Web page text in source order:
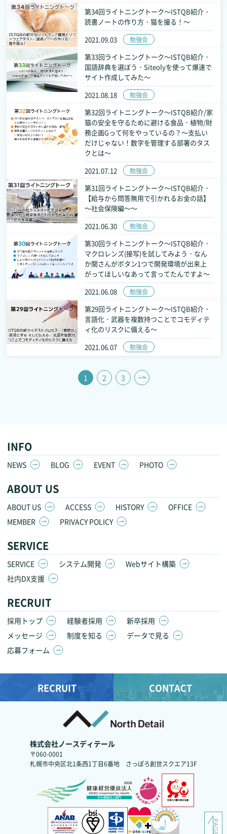
2021.09.03 勉強会
第34回ライトニングトーク～ISTQB紹介・
読書ノートの作り方・猫を撮る！～
2021.08.18 勉強会
第33回ライトニングトーク～ISTQB紹介・
国語辞典を選ぼう・Siteolyを使って爆速で
サイト作成してみた～
2021.07.12 勉強会
第32回ライトニングトーク～ISTQB紹介/家
猫の安全を守るために避ける食品・植物/財
務企画Gって何をやっているの？～支払い
だけじゃない！数字を管理する部署のタス
クとは～
2021.06.30 勉強会
第31回ライトニングトーク～ISTQB紹介・
【給与から問答無用で引かれるお金の話】
～社会保険編～～
2021.06.08 勉強会
第30回ライトニングトーク～ISTQB紹介・
マクロレンズ(接写)を試してみよう・なん
か関さんがボタン1つで開発環境が出来上
がってほしいなあって言ってたんですよ～
2021.06.07 勉強会
第29回ライトニングトーク～ISTQB紹介・
言語化・武器を複数持つことでコモディテ
ィ化のリスクに備える～
1 2 3
INFO
NEWS BLOG EVENT PHOTO
ABOUT US
ABOUT US ACCESS HISTORY
OFFICE
MEMBER
PRIVACY POLICY
SERVICE
SERVICE システム開発
Webサイト構築
社内DX支援
RECRUIT
採用トップ 経験者採用
新卒採用
メッセージ
制度を知る
データで見る
応募フォーム
RECRUIT CONTACT
株式会社ノースディテール
〒060-0001
札幌市中央区北1条西1丁目6番地
さっぽろ創世スクエア13F